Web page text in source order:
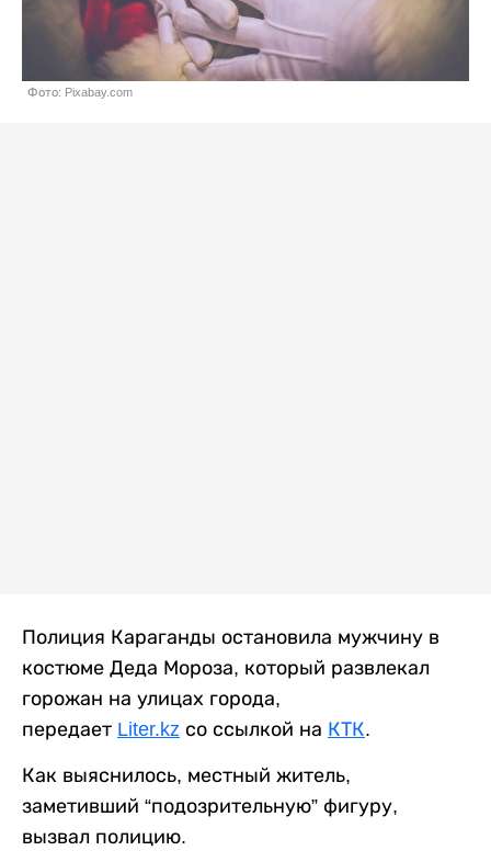
Фото: Pixabay.com
Полиция Караганды остановила мужчину в
костюме Деда Мороза, который развлекал
горожан на улицах города,
передает Liter.kz со ссылкой на КТК.
Как выяснилось, местный житель,
заметивший “подозрительную” фигуру,
вызвал полицию.